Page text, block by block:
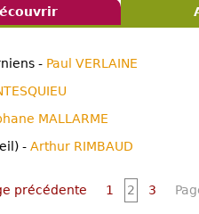
- Paul VERLAINE
MALLARME
- Arthur RIMBAUD
précédente 1 2 3